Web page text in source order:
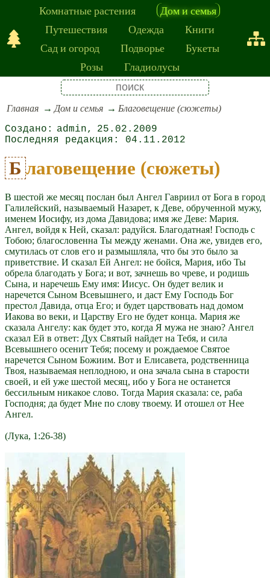
Комнатные растения
Дом и семья
Путешествия
Одежда
Книги
Сад и огород
Подворье
Букеты
Розы
Гладиолусы
Главная Дом и семья Благовещение (сюжеты)
admin
25.02.2009
04.11.2012
Благовещение (сюжеты)
В шестой же месяц послан был Ангел Гавриил от Бога в город
Галилейский, называемый Назарет, к Деве, обрученной мужу,
именем Иосифу, из дома Давидова; имя же Деве: Мария.
Ангел, войдя к Ней, сказал: радуйся. Благодатная! Господь с
Тобою; благословенна Ты между женами. Она же, увидев его,
смутилась от слов его и размышляла, что бы это было за
приветствие. И сказал Ей Ангел: не бойся, Мария, ибо Ты
обрела благодать у Бога; и вот, зачнешь во чреве, и родишь
Сына, и наречешь Ему имя: Иисус. Он будет велик и
наречется Сыном Всевышнего, и даст Ему Господь Бог
престол Давида, отца Его; и будет царствовать над домом
Иакова во веки, и Царству Его не будет конца. Мария же
сказала Ангелу: как будет это, когда Я мужа не знаю? Ангел
сказал Ей в ответ: Дух Святый найдет на Тебя, и сила
Всевышнего осенит Тебя; посему и рождаемое Святое
наречется Сыном Божиим. Вот и Елисавета, родственница
Твоя, называемая неплодною, и она зачала сына в старости
своей, и ей уже шестой месяц, ибо у Бога не останется
бессильным никакое слово. Тогда Мария сказала: се, раба
Господня; да будет Мне по слову твоему. И отошел от Нее
Ангел.
(Лука, 1:26-38)